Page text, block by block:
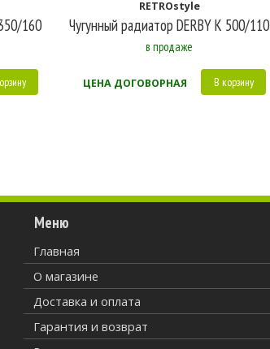
160
RETROstyle
Чугунный радиатор DERBY K 500/110
в продаже
ЦЕНА ДОГОВОРНАЯ В корзину
Меню
Главная
О магазине
Доставка и оплата
Гарантия и возврат